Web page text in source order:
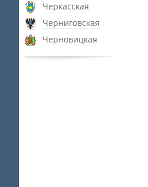
Черкасская
Черниговская
Черновицкая